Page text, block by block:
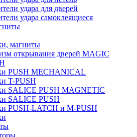
удара для дверей
удара самоклеящиеся
магниты
открывания дверей MAGIC
PUSH MECHANICAL
T-PUSH
SALICE PUSH MAGNETIC
SALICE PUSH
PUSH-LATCH и M-PUSH